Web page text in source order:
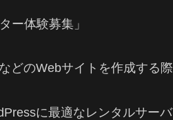
ー体験募集」
どのWebサイトを作成する際
に最適なレンタルサー